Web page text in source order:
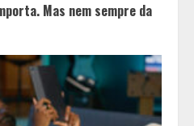
Mas nem sempre da